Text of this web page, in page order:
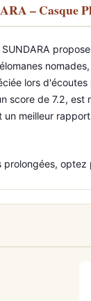
– Casque
lors
score de 7.2,
meilleur